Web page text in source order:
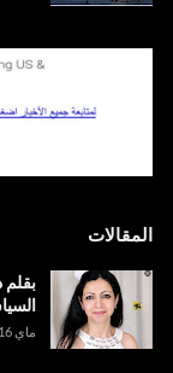
المقالات
بقلم
ماي 16, 2026